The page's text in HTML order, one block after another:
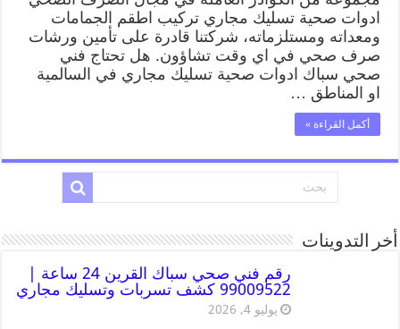
ادوات صحية تسليك مجاري تركيب اطقم الجمامات
ومعداته ومستلزماته، شركتنا قادرة على تأمين ورشات
صرف صحي في اي وقت تشاؤون. هل تحتاج فني
صحي سباك ادوات صحية تسليك مجاري في السالمية
او المناطق …
أكمل القراءة »
أخر التدوينات
رقم فني صحي سباك القرين 24 ساعة |
99009522 كشف تسربات وتسليك مجاري
يوليو 4, 2026